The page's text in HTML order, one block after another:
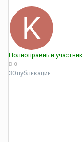
Полноправный участник
0
30 публикаций